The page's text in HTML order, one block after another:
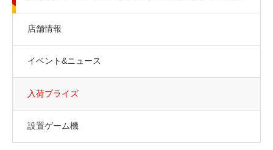
店舗情報
イベント&ニュース
入荷プライズ
設置ゲーム機